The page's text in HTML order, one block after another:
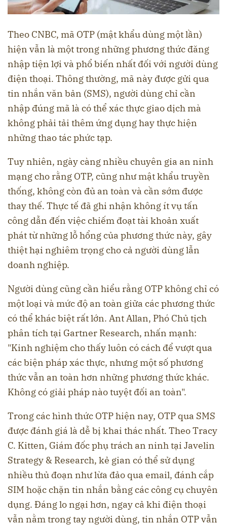
Theo CNBC, mã OTP (mật khẩu dùng một lần)
hiện vẫn là một trong những phương thức đăng
nhập tiện lợi và phổ biến nhất đối với người dùng
điện thoại. Thông thường, mã này được gửi qua
tin nhắn văn bản (SMS), người dùng chỉ cần
nhập đúng mã là có thể xác thực giao dịch mà
không phải tải thêm ứng dụng hay thực hiện
những thao tác phức tạp.
Tuy nhiên, ngày càng nhiều chuyên gia an ninh
mạng cho rằng OTP, cũng như mật khẩu truyền
thống, không còn đủ an toàn và cần sớm được
thay thế. Thực tế đã ghi nhận không ít vụ tấn
công dẫn đến việc chiếm đoạt tài khoản xuất
phát từ những lỗ hổng của phương thức này, gây
thiệt hại nghiêm trọng cho cả người dùng lẫn
doanh nghiệp.
Người dùng cũng cần hiểu rằng OTP không chỉ có
một loại và mức độ an toàn giữa các phương thức
có thể khác biệt rất lớn. Ant Allan, Phó Chủ tịch
phân tích tại Gartner Research, nhấn mạnh:
"Kinh nghiệm cho thấy luôn có cách để vượt qua
các biện pháp xác thực, nhưng một số phương
thức vẫn an toàn hơn những phương thức khác.
Không có giải pháp nào tuyệt đối an toàn".
Trong các hình thức OTP hiện nay, OTP qua SMS
được đánh giá là dễ bị khai thác nhất. Theo Tracy
C. Kitten, Giám đốc phụ trách an ninh tại Javelin
Strategy & Research, kẻ gian có thể sử dụng
nhiều thủ đoạn như lừa đảo qua email, đánh cắp
SIM hoặc chặn tin nhắn bằng các công cụ chuyên
dụng. Đáng lo ngại hơn, ngay cả khi điện thoại
vẫn nằm trong tay người dùng, tin nhắn OTP vẫn